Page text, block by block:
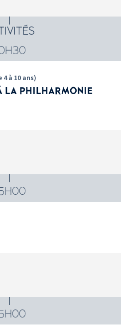
à 10 ans)
LA PHILHARMONIE